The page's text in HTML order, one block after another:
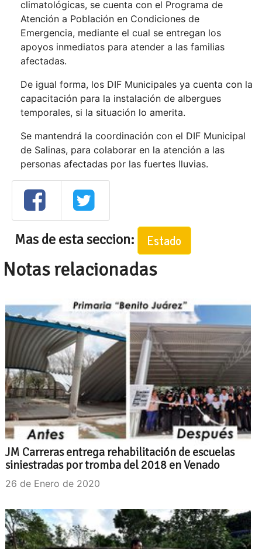
climatológicas, se cuenta con el Programa de
Atención a Población en Condiciones de
Emergencia, mediante el cual se entregan los
apoyos inmediatos para atender a las familias
afectadas.
De igual forma, los DIF Municipales ya cuenta con la
capacitación para la instalación de albergues
temporales, si la situación lo amerita.
Se mantendrá la coordinación con el DIF Municipal
de Salinas, para colaborar en la atención a las
personas afectadas por las fuertes lluvias.
Mas de esta seccion: Estado
Notas relacionadas
JM Carreras entrega rehabilitación de escuelas
siniestradas por tromba del 2018 en Venado
26 de Enero de 2020